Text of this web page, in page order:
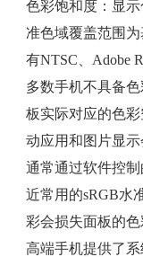
色彩饱和度：显
准色域覆盖范围
有NTSC、Adobe
多数手机不具备
板实际对应的色
动应用和图片显
通常通过软件控
近常用的sRGB水
彩会损失面板的
高端手机提供了